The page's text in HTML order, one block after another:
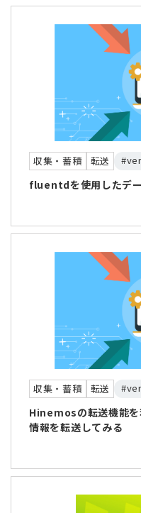
収集・蓄積 転送
fluentdを使用したデ
収集・蓄積 転送
Hinemosの転送機能
情報を転送してみる